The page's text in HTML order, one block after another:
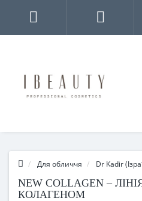
Для обличчя Dr Kadir
NEW COLLAGEN –
КОЛАГЕНОМ